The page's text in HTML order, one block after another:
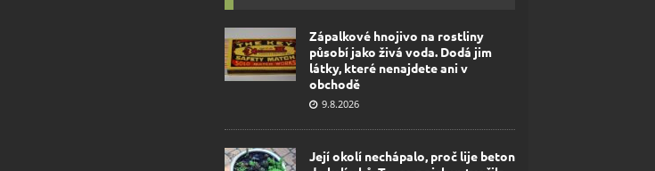
Zápalkové hnojivo na rostliny
působí jako živá voda. Dodá jim
látky, které nenajdete ani v
obchodě
9.8.2026
Její okolí nechápalo, proč lije beton